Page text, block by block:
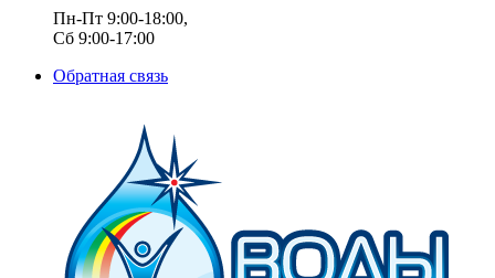
Пн-Пт 9:00-18:00,
Сб 9:00-17:00
Обратная связь